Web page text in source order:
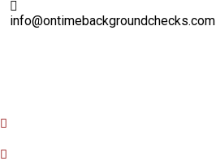
info@ontimebackgroundchecks.com